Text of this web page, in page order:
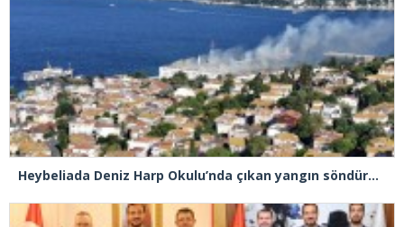
Heybeliada Deniz Harp Okulu’nda çıkan yangın söndürüldü